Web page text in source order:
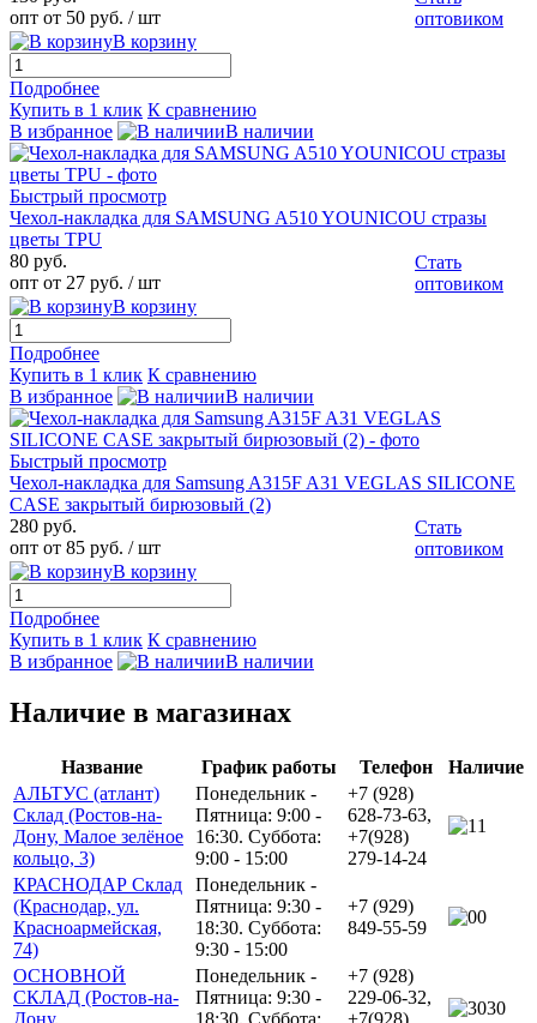
опт от 50 руб. / шт
оптовиком
В корзину
Подробнее
Купить в 1 клик К сравнению
В избранное
В наличии
Быстрый просмотр
Чехол-накладка для SAMSUNG A510 YOUNICOU стразы
цветы TPU
80 руб.
опт от 27 руб. / шт
Стать
оптовиком
В корзину
Подробнее
Купить в 1 клик К сравнению
В избранное
В наличии
Быстрый просмотр
Чехол-накладка для Samsung A315F A31 VEGLAS SILICONE
CASE закрытый бирюзовый (2)
280 руб.
опт от 85 руб. / шт
Стать
оптовиком
В корзину
Подробнее
Купить в 1 клик К сравнению
В избранное
В наличии
Наличие в магазинах
Название График работы Телефон
Наличие
АЛЬТУС (атлант)
Склад (Ростов-на-
Дону, Малое зелёное
кольцо, 3)
Понедельник -
Пятница: 9:00 -
16:30. Суббота:
9:00 - 15:00
+7 (928)
628-73-63,
+7(928)
279-14-24
1
КРАСНОДАР Склад
(Краснодар, ул.
Красноармейская,
74)
Понедельник -
Пятница: 9:30 -
18:30. Суббота:
9:30 - 15:00
+7 (929)
849-55-59
0
ОСНОВНОЙ
СКЛАД (Ростов-на-
Дону,
Понедельник -
Пятница: 9:30 -
18:30. Суббота:
+7 (928)
229-06-32,
+7(928)
30